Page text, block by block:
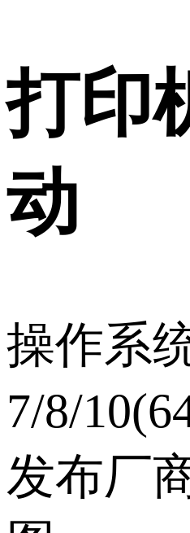
打印
动
操作系
7/8/
发布厂